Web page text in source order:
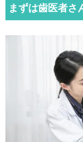
まずは歯医者さ